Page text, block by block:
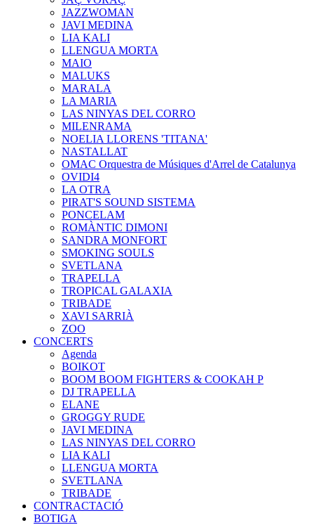
JAZZWOMAN
JAVI MEDINA
LIA KALI
LLENGUA MORTA
MAIO
MALUKS
MARALA
LA MARIA
LAS NINYAS DEL CORRO
MILENRAMA
NOELIA LLORENS 'TITANA'
NASTALLAT
OMAC Orquestra de Músiques d'Arrel de Catalunya
OVIDI4
LA OTRA
PIRAT'S SOUND SISTEMA
PONCELAM
ROMÀNTIC DIMONI
SANDRA MONFORT
SMOKING SOULS
SVETLANA
TRAPELLA
TROPICAL GALAXIA
TRIBADE
XAVI SARRIÀ
ZOO
CONCERTS
Agenda
BOIKOT
BOOM BOOM FIGHTERS & COOKAH P
DJ TRAPELLA
ELANE
GROGGY RUDE
JAVI MEDINA
LAS NINYAS DEL CORRO
LIA KALI
LLENGUA MORTA
SVETLANA
TRIBADE
CONTRACTACIÓ
BOTIGA